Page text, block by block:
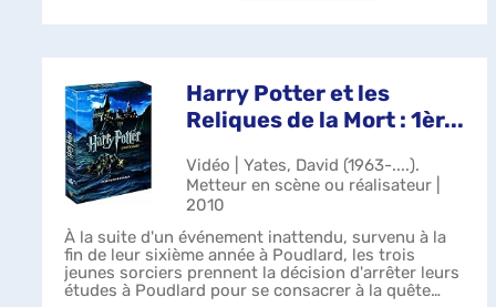
Harry Potter et les
Reliques de la Mort : 1èr...
Vidéo | Yates, David (1963-....).
Metteur en scène ou réalisateur |
2010
À la suite d'un événement inattendu, survenu à la
fin de leur sixième année à Poudlard, les trois
jeunes sorciers prennent la décision d'arrêter leurs
études à Poudlard pour se consacrer à la quête